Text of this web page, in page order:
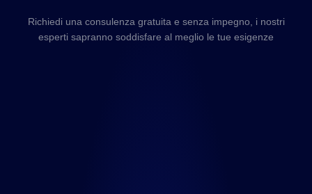
Richiedi una consulenza gratuita e senza impegno, i nostri
esperti sapranno soddisfare al meglio le tue esigenze